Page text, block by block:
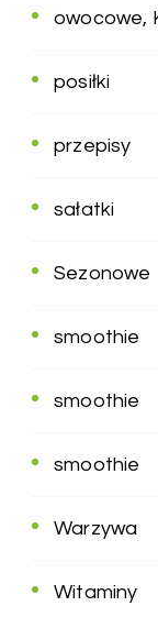
owocowe,
posiłki
przepisy
sałatki
Sezonowe
smoothie
smoothie
smoothie
Warzywa
Witaminy